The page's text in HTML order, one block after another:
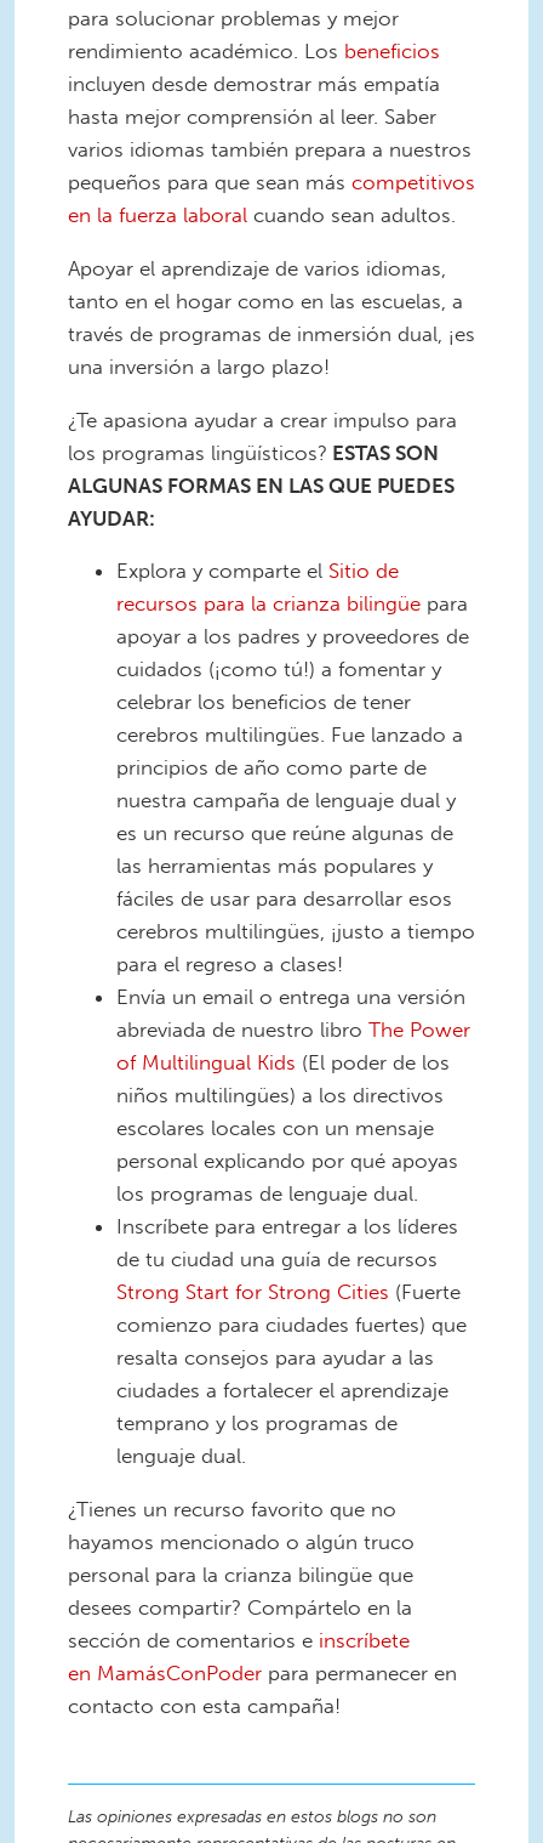
para solucionar problemas y mejor
rendimiento académico. Los beneficios
incluyen desde demostrar más empatía
hasta mejor comprensión al leer. Saber
varios idiomas también prepara a nuestros
pequeños para que sean más competitivos
en la fuerza laboral cuando sean adultos.
Apoyar el aprendizaje de varios idiomas,
tanto en el hogar como en las escuelas, a
través de programas de inmersión dual, ¡es
una inversión a largo plazo!
¿Te apasiona ayudar a crear impulso para
los programas lingüísticos? ESTAS SON
ALGUNAS FORMAS EN LAS QUE PUEDES
AYUDAR:
Explora y comparte el Sitio de
recursos para la crianza bilingüe para
apoyar a los padres y proveedores de
cuidados (¡como tú!) a fomentar y
celebrar los beneficios de tener
cerebros multilingües. Fue lanzado a
principios de año como parte de
nuestra campaña de lenguaje dual y
es un recurso que reúne algunas de
las herramientas más populares y
fáciles de usar para desarrollar esos
cerebros multilingües, ¡justo a tiempo
para el regreso a clases!
Envía un email o entrega una versión
abreviada de nuestro libro The Power
of Multilingual Kids (El poder de los
niños multilingües) a los directivos
escolares locales con un mensaje
personal explicando por qué apoyas
los programas de lenguaje dual.
Inscríbete para entregar a los líderes
de tu ciudad una guía de recursos
Strong Start for Strong Cities (Fuerte
comienzo para ciudades fuertes) que
resalta consejos para ayudar a las
ciudades a fortalecer el aprendizaje
temprano y los programas de
lenguaje dual.
¿Tienes un recurso favorito que no
hayamos mencionado o algún truco
personal para la crianza bilingüe que
desees compartir? Compártelo en la
sección de comentarios e inscríbete
en MamásConPoder para permanecer en
contacto con esta campaña!
Las opiniones expresadas en estos blogs no son